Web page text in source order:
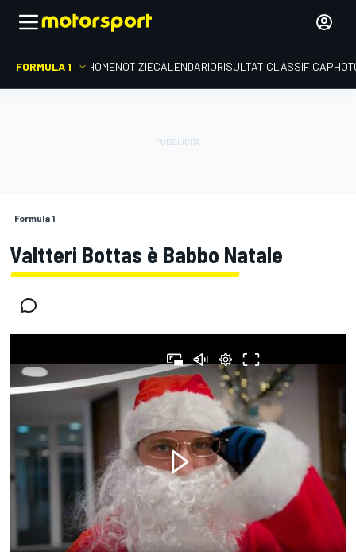
FORMULA 1 HOMENOTIZIECALENDARIORISULTATICLASSIFICA
Formula 1
Valtteri Bottas è Babbo Natale